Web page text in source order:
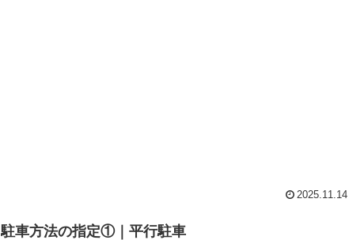
2025.11.14
駐車方法の指定①｜平行駐車